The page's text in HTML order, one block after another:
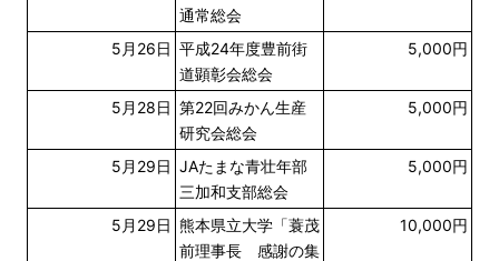
通常総会
5月26日 平成24年度豊前街
道顕彰会総会
5,000円
5月28日 第22回みかん生産
研究会総会
5,000円
5月29日 JAたまな青壮年部
三加和支部総会
5,000円
5月29日 熊本県立大学「蓑茂
前理事長 感謝の集
10,000円